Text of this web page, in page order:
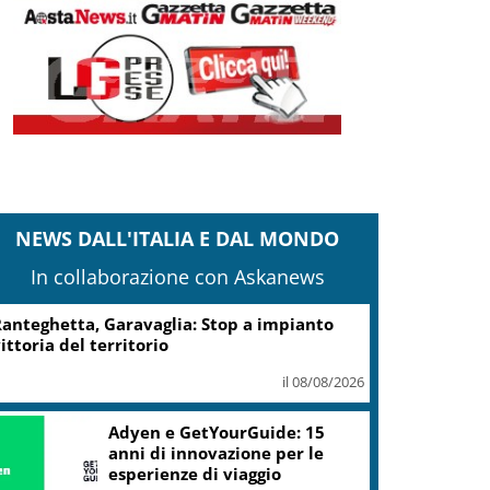
NEWS DALL'ITALIA E DAL MONDO
In collaborazione con Askanews
Garavaglia: Stop a impianto
del territorio
il 08/08/2026
Adyen e GetYourGuide: 15
anni di innovazione per le
esperienze di viaggio